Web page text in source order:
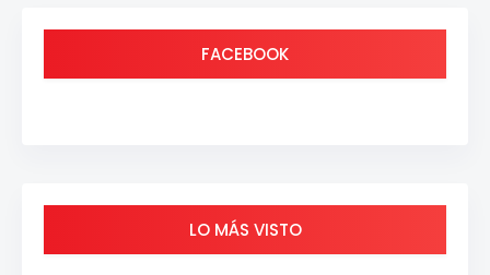
FACEBOOK
LO MÁS VISTO